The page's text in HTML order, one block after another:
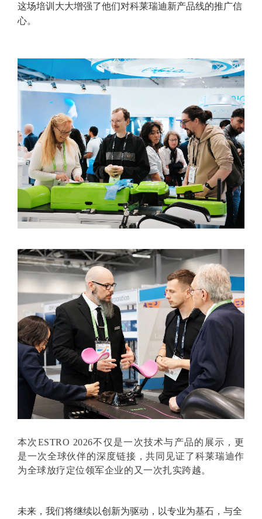
这场培训大大增强了他们对科莱瑞迪新产品线的推广信
心。
本次ESTRO 2026不仅是一次技术与产品的展示，更
是一次全球伙伴的深度链接，共同见证了科莱瑞迪作
为全球放疗定位领军企业的又一次扎实跨越。
未来，我们将继续以创新为驱动，以专业为基石，与全